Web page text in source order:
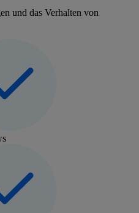
und das Verhalten von